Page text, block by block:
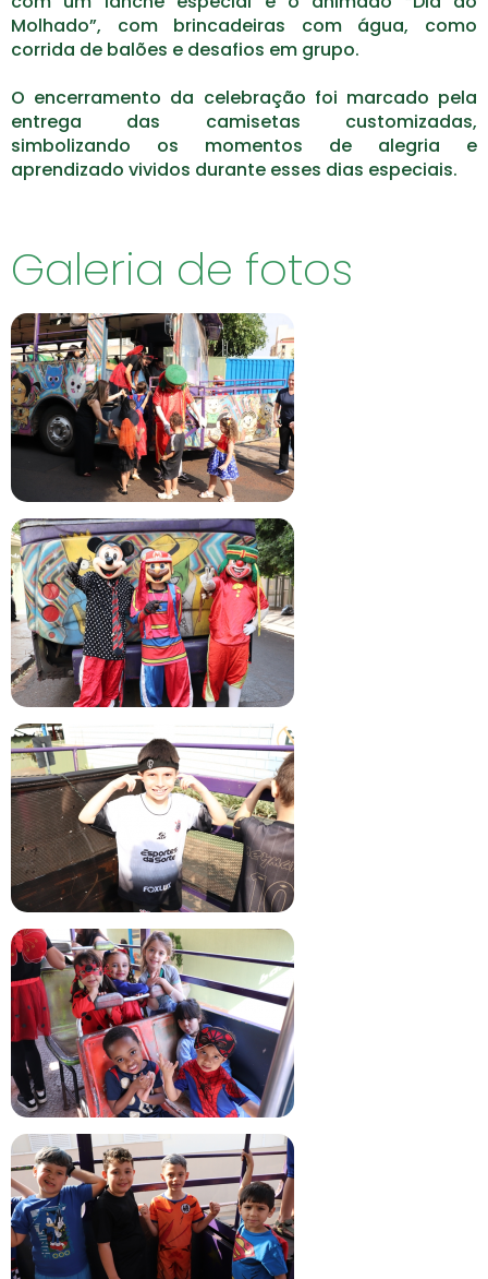
Molhado”, com brincadeiras com água, como
corrida de balões e desafios em grupo.
O encerramento da celebração foi marcado pela
entrega das camisetas customizadas,
simbolizando os momentos de alegria e
aprendizado vividos durante esses dias especiais.
Galeria de fotos